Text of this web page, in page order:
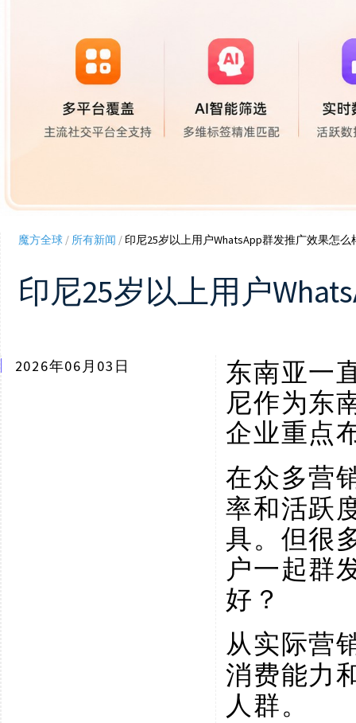
魔方全球/ 所有新闻 / 印尼25岁以上用户WhatsApp群发推广效果怎
印尼25岁以上用户
2026年06月03日
东南亚一
尼作为东
企业重点
在众多营
率和活跃
具。但很
户一起群
好？
从实际营
消费能力
人群。